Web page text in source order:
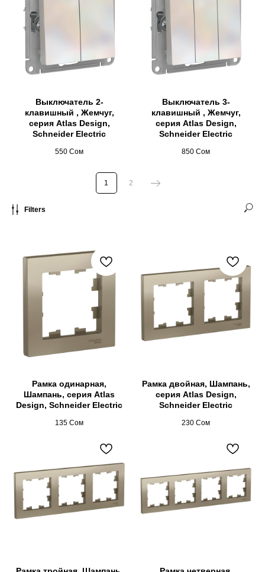
Выключатель 2-
клавишный , Жемчуг,
серия Atlas Design,
Schneider Electric
550 Сом
Выключатель 3-
клавишный , Жемчуг,
серия Atlas Design,
Schneider Electric
850 Сом
1 2
Filters
Рамка одинарная,
Шампань, серия Atlas
Design, Schneider Electric
135 Сом
Рамка двойная, Шампань,
серия Atlas Design,
Schneider Electric
230 Сом